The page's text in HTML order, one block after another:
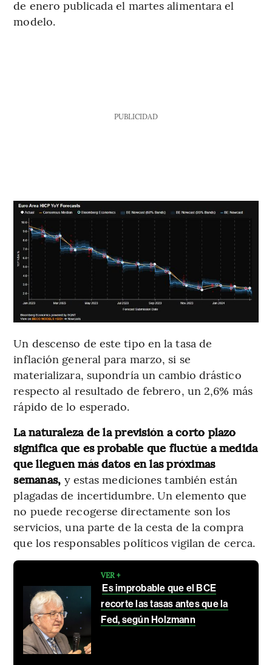
de enero publicada el martes alimentara el
modelo.
PUBLICIDAD
Un descenso de este tipo en la tasa de
inflación general para marzo, si se
materializara, supondría un cambio drástico
respecto al resultado de febrero, un 2,6% más
rápido de lo esperado.
La naturaleza de la previsión a corto plazo
significa que es probable que fluctúe a medida
que lleguen más datos en las próximas
semanas, y estas mediciones también están
plagadas de incertidumbre. Un elemento que
no puede recogerse directamente son los
servicios, una parte de la cesta de la compra
que los responsables políticos vigilan de cerca.
VER +
Es improbable que el BCE
recorte las tasas antes que la
Fed, según Holzmann